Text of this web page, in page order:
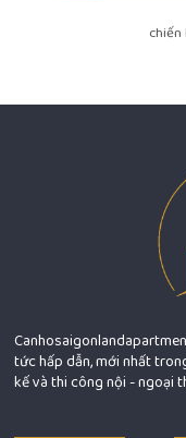
tức hấp dẫn, mới nhất
kế và thi công nội - ngoại